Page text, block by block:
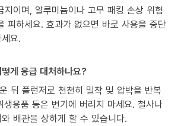
지이며, 알루미늄이나 고무 패킹 손상 위험
피하세요. 효과가 없으면 바로 사용을 중단
요.
게 응급 대처하나요?
뒤 플런저로 천천히 밀착 및 압박을 반복
생용품 등은 변기에 버리지 마세요. 철사나
배관을 상하게 할 수 있습니다.